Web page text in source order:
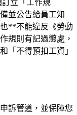
立「工作規
並公告給員工知
**不能違反《勞動
規則有記過懲處，
「不得預扣工資」
訴管道，並保障您